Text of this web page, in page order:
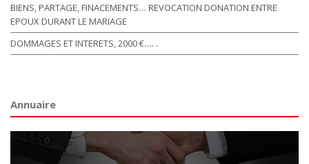
BIENS, PARTAGE, FINACEMENTS… REVOCATION DONATION ENTRE
EPOUX DURANT LE MARIAGE
DOMMAGES ET INTERETS, 2000 €…. .
Annuaire